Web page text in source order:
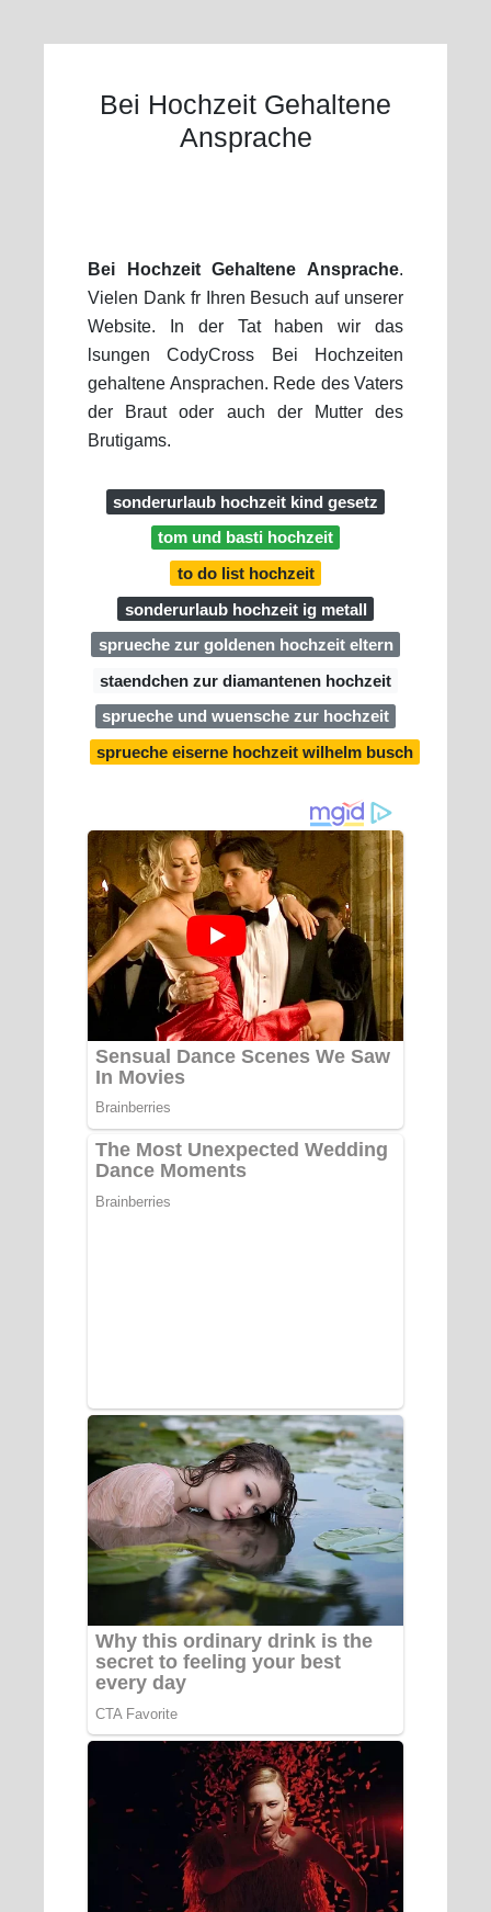
Bei Hochzeit Gehaltene
Ansprache
Bei Hochzeit Gehaltene Ansprache.
Vielen Dank fr Ihren Besuch auf unserer
Website. In der Tat haben wir das
lsungen CodyCross Bei Hochzeiten
gehaltene Ansprachen. Rede des Vaters
der Braut oder auch der Mutter des
Brutigams.
sonderurlaub hochzeit kind gesetz
tom und basti hochzeit
to do list hochzeit
sonderurlaub hochzeit ig metall
sprueche zur goldenen hochzeit eltern
staendchen zur diamantenen hochzeit
sprueche und wuensche zur hochzeit
sprueche eiserne hochzeit wilhelm busch